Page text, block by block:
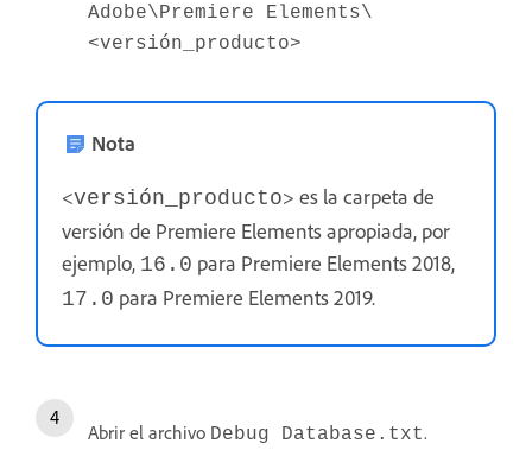
Adobe\Premiere Elements\
<versión_producto>
Nota
<versión_producto> es la carpeta de
versión de Premiere Elements apropiada, por
ejemplo, 16.0 para Premiere Elements 2018,
17.0 para Premiere Elements 2019.
Abrir el archivo Debug Database.txt.